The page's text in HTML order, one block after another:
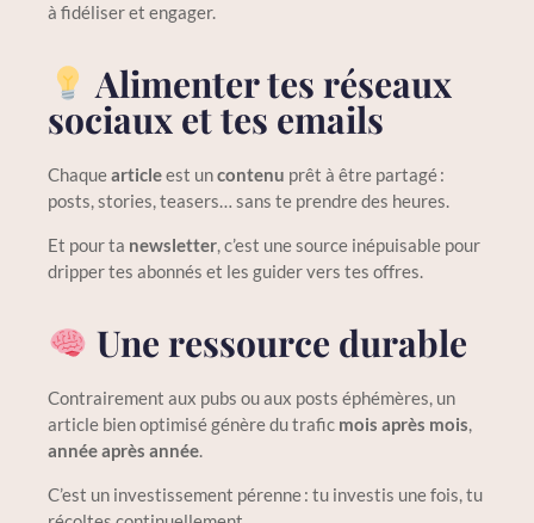
à fidéliser et engager.
Alimenter tes réseaux
sociaux et tes emails
Chaquearticleest uncontenu prêt à être partagé :
posts, stories, teasers… sans te prendre des heures.
Et pour ta newsletter, c’est une source inépuisable pour
dripper tes abonnés et les guider vers tes offres.
Une ressource durable
Contrairement aux pubs ou aux posts éphémères, un
article bien optimisé génère du trafic mois après mois,
année après année.
C’est un investissement pérenne : tu investis une fois, tu